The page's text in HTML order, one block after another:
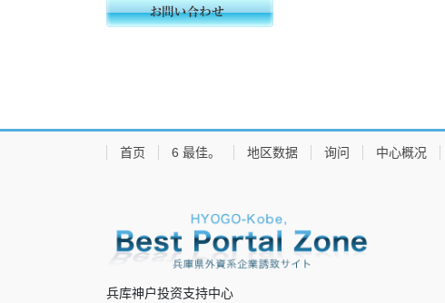
首页 6 最佳。 地区数据 询问 中心概况
兵库神户投资支持中心